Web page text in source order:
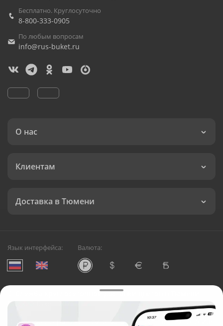
Бесплатно. Круглосуточно
8-800-333-0905
По любым вопросам
info@rus-buket.ru
О нас
Клиентам
Доставка в Тюмени
Язык интерфейса: Валюта:
Служба круглосуточной доставки цветов в Тюмени
Русский Букет, 2026
Общество с ограниченной ответственностью «Технология»